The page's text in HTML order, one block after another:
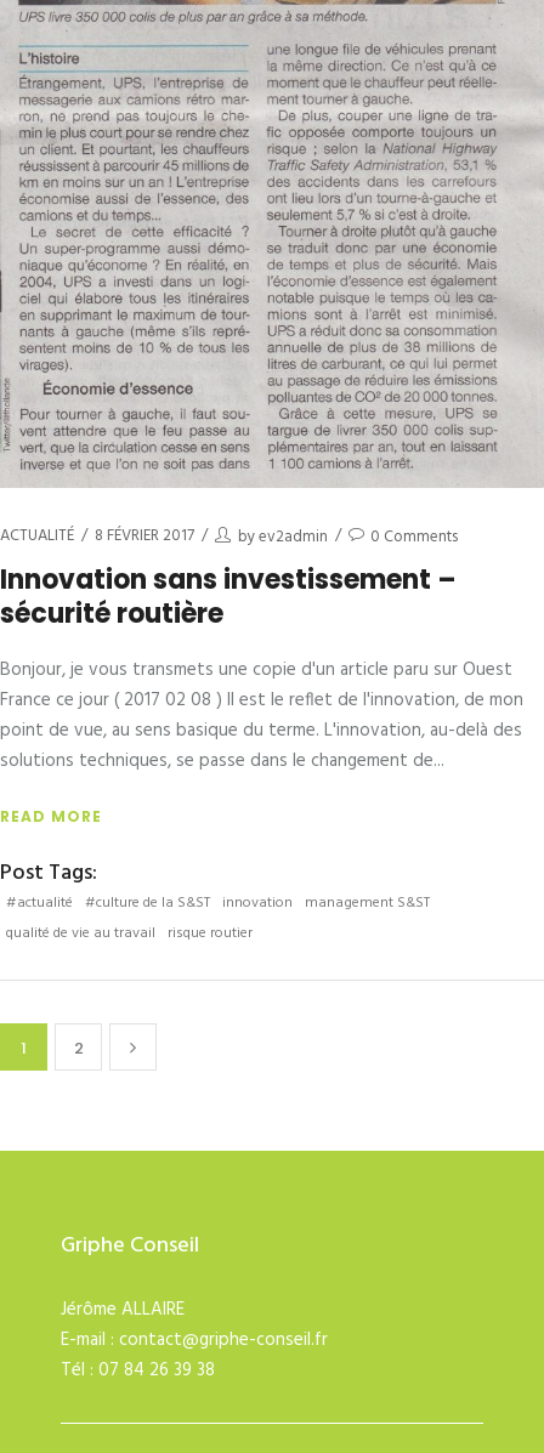
ACTUALITÉ 8 FÉVRIER 2017 byev2admin 0 Comments
Innovation sans investissement –
sécurité routière
Bonjour, je vous transmets une copie d'un article paru sur Ouest
France ce jour ( 2017 02 08 ) Il est le reflet de l'innovation, de mon
point de vue, au sens basique du terme. L'innovation, au-delà des
solutions techniques, se passe dans le changement de
READ MORE
Post Tags:
#actualité #culture de la S&ST innovation management S&ST
qualité de vie au travail risque routier
1 2
Griphe Conseil
Jérôme ALLAIRE
E-mail : contact@griphe-conseil.fr
Tél : 07 84 26 39 38